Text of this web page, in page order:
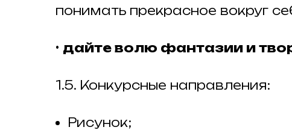
понимать прекрасное вокруг
• дайте волю фантазии и
1.5. Конкурсные направления:
Рисунок;